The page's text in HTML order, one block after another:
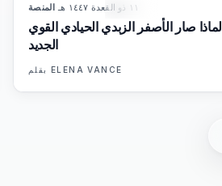
المجلة المنصة ١١ ذو القعدة ١٤٤٧ هـ
لماذا صار الأصفر الزبدي الحيادي القوي
الجديد
بقلم ELENA VANCE